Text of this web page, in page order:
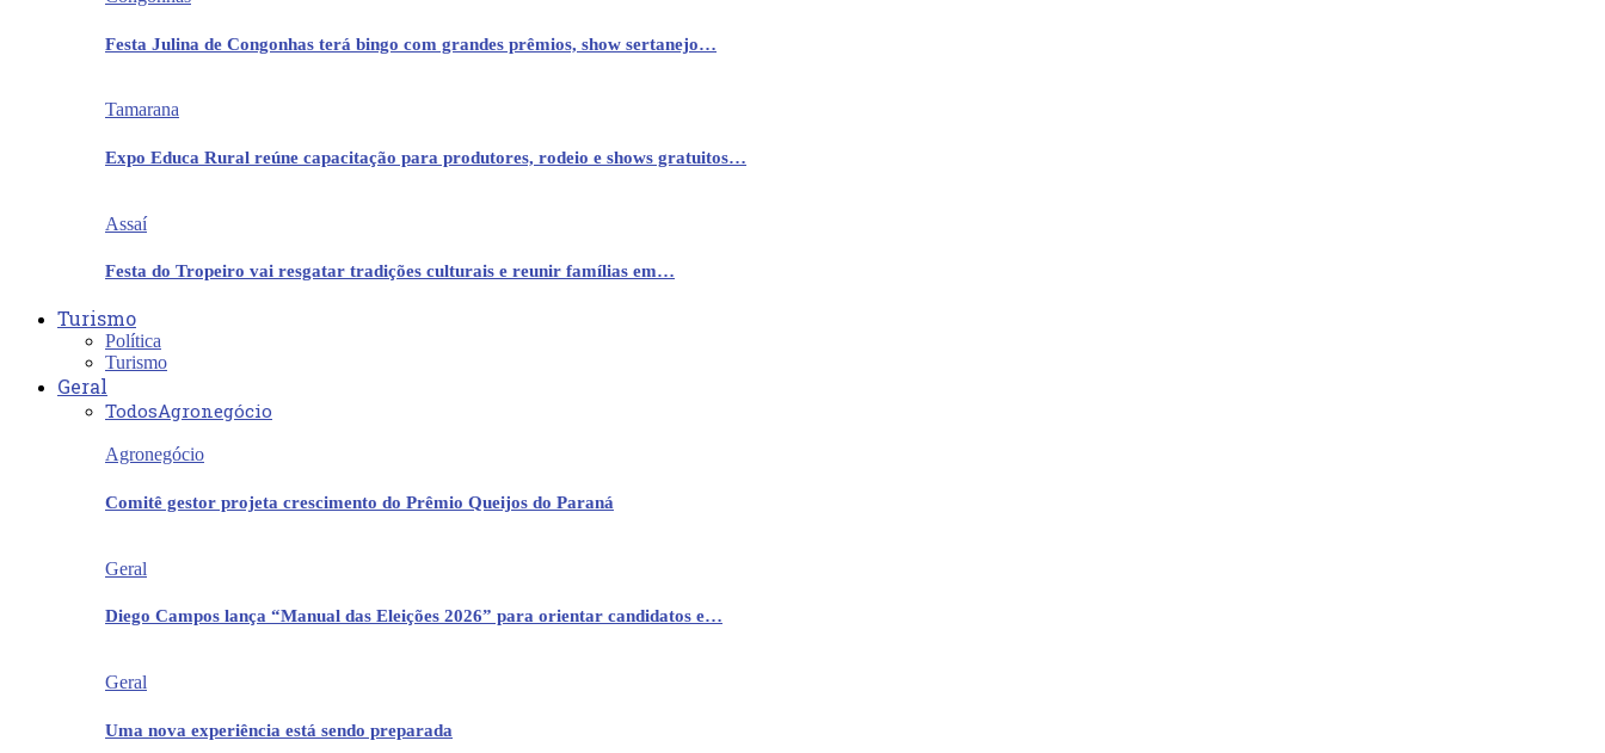
Festa Julina de Congonhas terá bingo com grandes prêmios, show sertanejo…
Tamarana
Expo Educa Rural reúne capacitação para produtores, rodeio e shows gratuitos…
Assaí
Festa do Tropeiro vai resgatar tradições culturais e reunir famílias em…
Turismo
Política
Turismo
Geral
TodosAgronegócio
Agronegócio
Comitê gestor projeta crescimento do Prêmio Queijos do Paraná
Geral
Diego Campos lança “Manual das Eleições 2026” para orientar candidatos e…
Geral
Uma nova experiência está sendo preparada